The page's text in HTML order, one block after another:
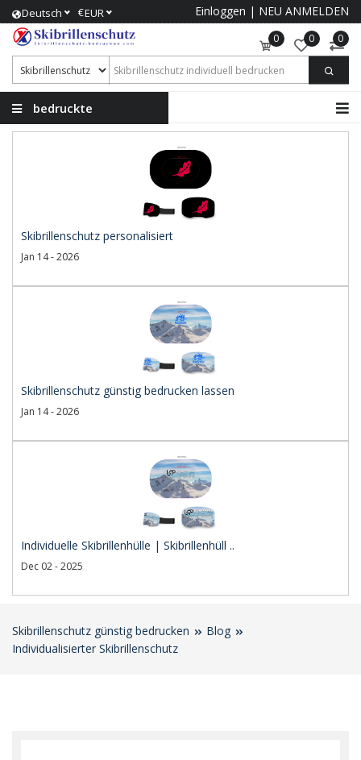
Deutsch €EUR Einloggen | NEU ANMELDEN
0 0 0
bedruckte
Skibrillenschutz personalisiert
Jan 14 - 2026
Skibrillenschutz günstig bedrucken lassen
Jan 14 - 2026
Individuelle Skibrillenhülle | Skibrillenhüll ..
Dec 02 - 2025
Skibrillenschutz günstig bedrucken
Blog
Individualisierter Skibrillenschutz